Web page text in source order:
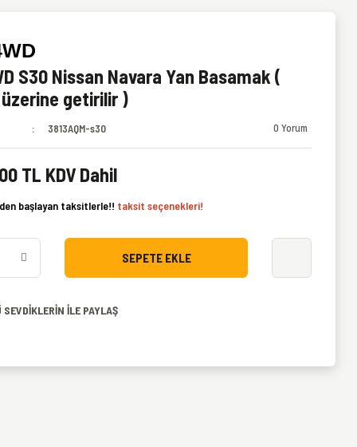
S30 Nissan Navara Yan Basamak (
getirilir )
3813AQM-s30 0 Yorum
TL KDV Dahil
başlayan taksitlerle!! taksit seçenekleri!
SEPETE EKLE
SEVDİKLERİN İLE PAYLAŞ